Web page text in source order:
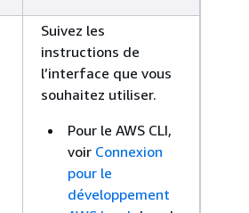
Suivez les
instructions de
l’interface que vous
souhaitez utiliser.
Pour le AWS CLI,
voir Connexion
pour le
développement